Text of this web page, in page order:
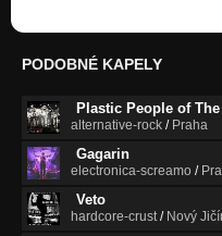
PODOBNÉ KAPELY
Plastic People of
alternative-rock / Praha
Gagarin
electronica-screamo /
Veto
hardcore-crust/ Nový